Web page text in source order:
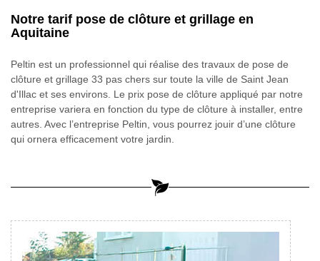
Notre tarif pose de clôture et grillage en
Aquitaine
Peltin est un professionnel qui réalise des travaux de pose de
clôture et grillage 33 pas chers sur toute la ville de Saint Jean
d'Illac et ses environs. Le prix pose de clôture appliqué par notre
entreprise variera en fonction du type de clôture à installer, entre
autres. Avec l’entreprise Peltin, vous pourrez jouir d’une clôture
qui ornera efficacement votre jardin.